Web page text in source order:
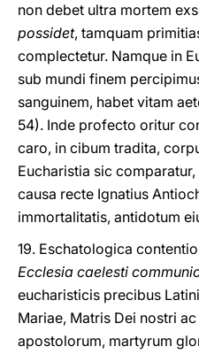
non debet ultra mortem
possidet, tamquam
complectetur. Namque in
sub mundi finem
sanguinem, habet vitam
54). Inde profecto oritur
caro, in cibum tradita,
Eucharistia sic
causa recte Ignatius
immortalitatis, antidotum
19. Eschatologica
Ecclesia caelesti
eucharisticis precibus
Mariae, Matris Dei nostri
apostolorum, martyrum